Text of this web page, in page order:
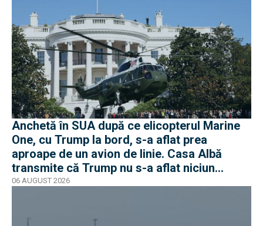
Anchetă în SUA după ce elicopterul Marine
One, cu Trump la bord, s-a aflat prea
aproape de un avion de linie. Casa Albă
transmite că Trump nu s-a aflat niciun
moment în pericol
06 AUGUST 2026